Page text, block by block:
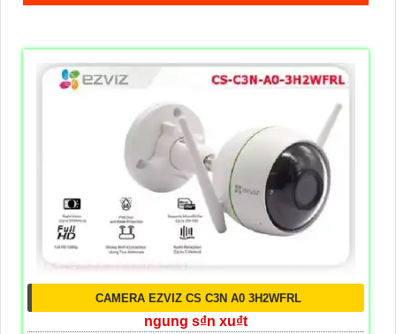
CAMERA EZVIZ CS C3N A0 3H2WFRL
ngung s₫n xu₫t